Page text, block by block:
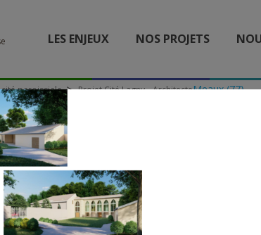
LES ENJEUX NOS PROJETS
Meaux (77)
cité paroissiale Projet Cité Lagny _ Architecte
CITÉ LAGNY